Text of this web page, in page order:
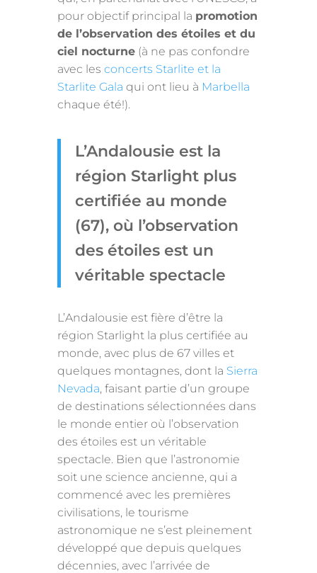
pour objectif principal la promotion
de l’observation des étoiles et du
ciel nocturne(à ne pas confondre
avec les concerts Starlite et la
Starlite Gala qui ont lieu à Marbella
chaque été!).
L’Andalousie est la
région Starlight plus
certifiée au monde
(67), où l’observation
des étoiles est un
véritable spectacle
L’Andalousie est fière d’être la
région Starlight la plus certifiée au
monde, avec plus de 67 villes et
quelques montagnes, dont la Sierra
Nevada, faisant partie d’un groupe
de destinations sélectionnées dans
le monde entier où l’observation
des étoiles est un véritable
spectacle. Bien que l’astronomie
soit une science ancienne, qui a
commencé avec les premières
civilisations, le tourisme
astronomique ne s’est pleinement
développé que depuis quelques
décennies, avec l’arrivée de